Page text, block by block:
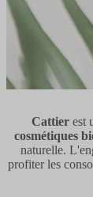
Cattier est
cosmétiques
naturelle.
profiter les